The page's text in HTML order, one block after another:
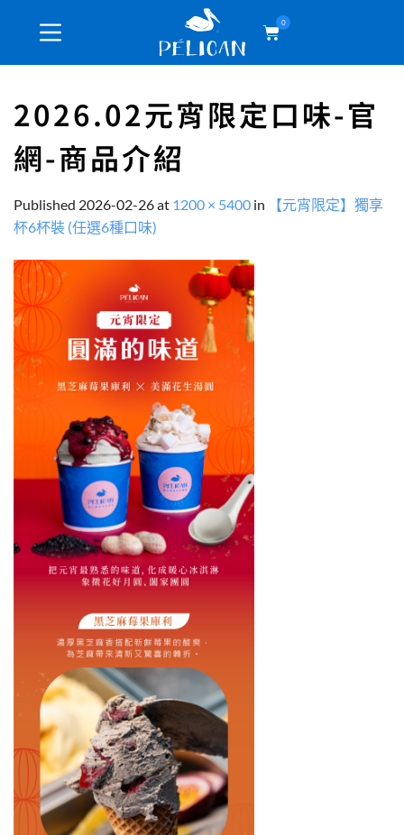
0
2026.02元宵限定口味-官
網-商品介紹
Published 2026-02-26at 1200 × 5400 in
【元宵限定】獨享
杯6杯裝 (任選6種口味)